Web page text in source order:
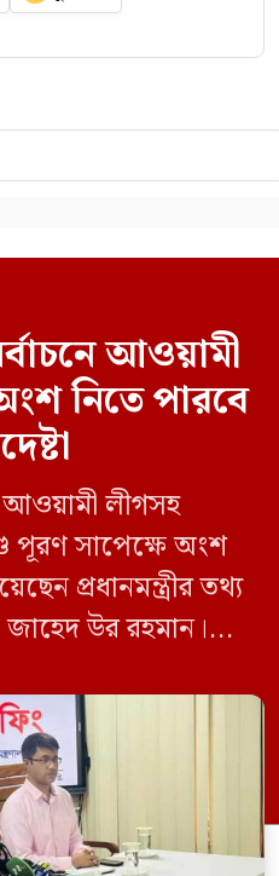
আওয়ামী
নিতে পারবে
আওয়ামী লীগসহ
পূরণ সাপেক্ষে অংশ
প্রধানমন্ত্রীর তথ্য
জাহেদ উর রহমান।
সাংবাদিকদের
কথা বলেন।